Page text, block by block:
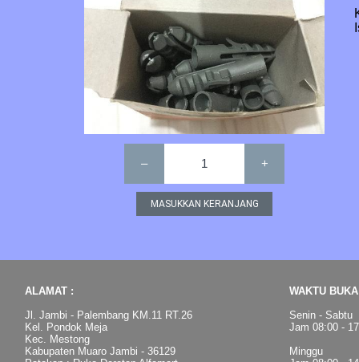
– 1 +
ALAMAT :
Jl. Jambi - Palembang KM.11 RT.26
Kel. Pondok Meja
Kec. Mestong
Kabupaten Muaro Jambi - 36129
WAKTU
Senin - Sabtu
Jam 08:00 -
Minggu